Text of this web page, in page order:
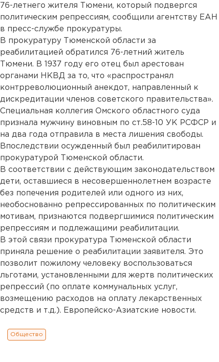
76-летнего жителя Тюмени, который подвергся
политическим репрессиям, сообщили агентству ЕАН
в пресс-службе прокуратуры.
В прокуратуру Тюменской области за
реабилитацией обратился 76-летний житель
Тюмени. В 1937 году его отец был арестован
органами НКВД за то, что «распространял
контрреволюционный анекдот, направленный к
дискредитации членов советского правительства».
Специальная коллегия Омского областного суда
признала мужчину виновным по ст.58-10 УК РСФСР и
на два года отправила в места лишения свободы.
Впоследствии осужденный был реабилитирован
прокуратурой Тюменской области.
В соответствии с действующим законодательством
дети, оставшиеся в несовершеннолетнем возрасте
без попечения родителей или одного из них,
необоснованно репрессированных по политическим
мотивам, признаются подвергшимися политическим
репрессиям и подлежащими реабилитации.
В этой связи прокуратура Тюменской области
приняла решение о реабилитации заявителя. Это
позволит пожилому человеку воспользоваться
льготами, установленными для жертв политических
репрессий (по оплате коммунальных услуг,
возмещению расходов на оплату лекарственных
средств и т.д.). Европейско-Азиатские новости.
Общество